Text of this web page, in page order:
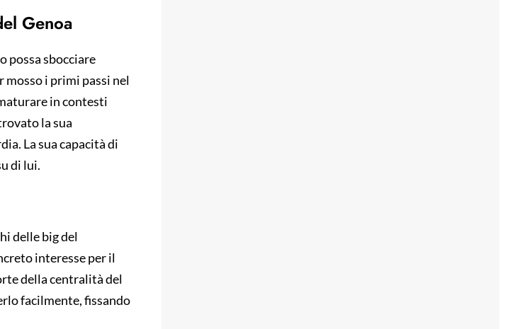
Genoa
possa sbocciare
i primi passi nel
in contesti
la sua
La sua capacità di
di lui.
delle big del
interesse per il
della centralità del
facilmente, fissando